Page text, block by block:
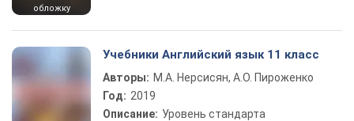
обложку
Учебники Английский язык 11 класс
Авторы: М.А. Нерсисян, А.О. Пироженко
Год: 2019
Описание: Уровень стандарта